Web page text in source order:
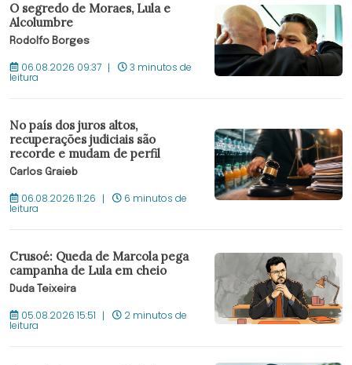
O segredo de Moraes, Lula e
Alcolumbre
Rodolfo Borges
06.08.2026 09:37 3 minutos de
leitura
No país dos juros altos,
recuperações judiciais são
recorde e mudam de perfil
Carlos Graieb
06.08.2026 11:26 6 minutos de
leitura
Crusoé: Queda de Marcola pega
campanha de Lula em cheio
Duda Teixeira
05.08.2026 15:51 2 minutos de
leitura